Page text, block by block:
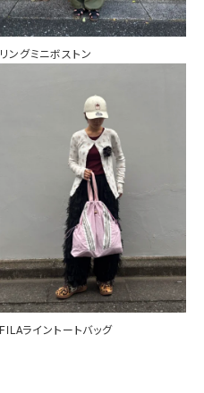
リングミニボストン
FILAライントートバッグ